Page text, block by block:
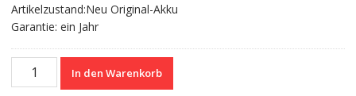
Artikelzustand:Neu Original-Akku
Garantie: ein Jahr
Nagelneuer
Akku
In den Warenkorb